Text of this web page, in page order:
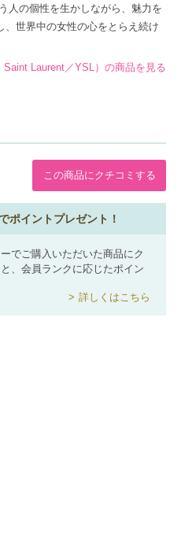
人の個性を生かしながら、魅力を
世界中の女性の心をとらえ続け
Laurent／YSL）の商品を見る
この商品にクチコミする
ポイントプレゼント！
でご購入いただいた商品にク
、会員ランクに応じたポイン
詳しくはこちら